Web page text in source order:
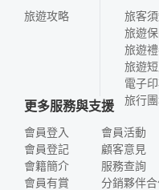
旅遊攻略
旅客
旅遊
旅遊
旅遊
電子
旅行
更多服務與支援
會員登入
會員登記
會籍簡介
會員有賞
會員活動
顧客意見
服務查詢
分銷夥伴